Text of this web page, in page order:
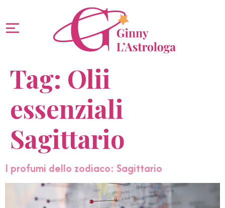
Tag: Olii
essenziali
Sagittario
I profumi dello zodiaco: Sagittario